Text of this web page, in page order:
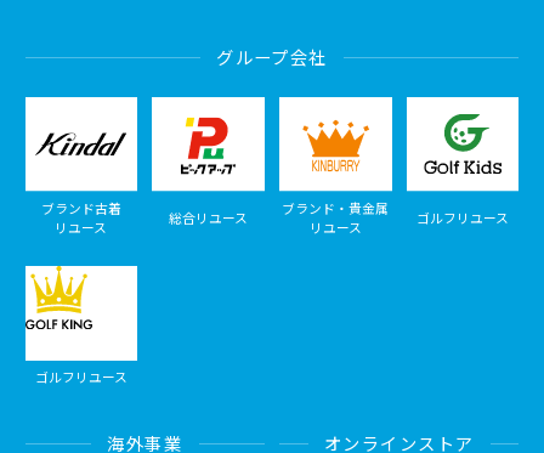
グループ会社
ブランド古着
リユース
総合リユース
ブランド・貴金属
リユース
ゴルフリユース
ゴルフリユース
海外事業 オンラインストア